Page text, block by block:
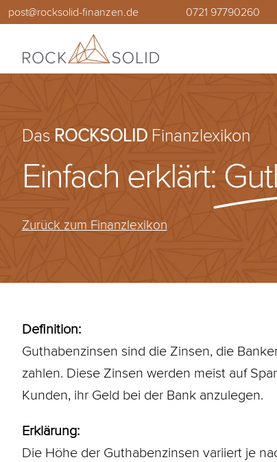
Zum
springen
post@rocksolid-finanzen.de 0721 97790260
Das ROCKSOLIDFinanzlexikon
Einfach erklärt:
Zurück zum Finanzlexikon
Definition:
Guthabenzinsen sind die Zinsen, die
zahlen. Diese Zinsen werden meist auf
Kunden, ihr Geld bei der Bank anzulegen.
Erklärung:
Die Höhe der Guthabenzinsen variiert je